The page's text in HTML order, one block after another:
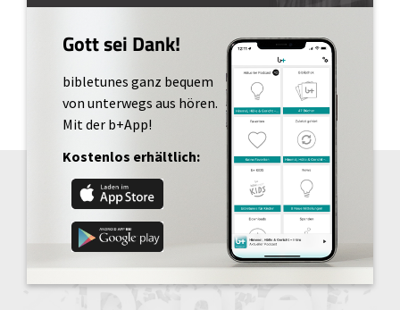
Gott sei Dank!
bibletunes ganz bequem
von unterwegs aus hören.
Mit der b+App!
Kostenlos erhältlich: